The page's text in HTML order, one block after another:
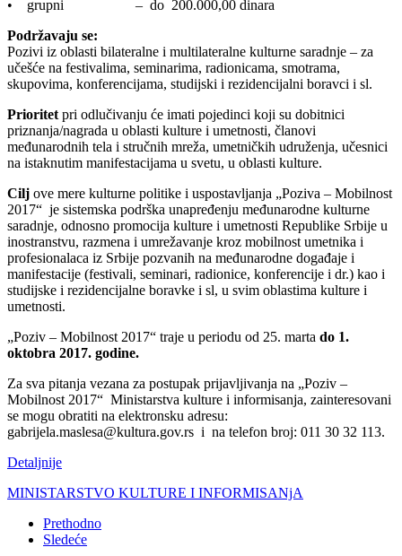
• grupni – do 200.000,00 dinara
Podržavaju se:
Pozivi iz oblasti bilateralne i multilateralne kulturne saradnje – za
učešće na festivalima, seminarima, radionicama, smotrama,
skupovima, konferencijama, studijski i rezidencijalni boravci i sl.
Prioritet pri odlučivanju će imati pojedinci koji su dobitnici
priznanja/nagrada u oblasti kulture i umetnosti, članovi
međunarodnih tela i stručnih mreža, umetničkih udruženja, učesnici
na istaknutim manifestacijama u svetu, u oblasti kulture.
Cilj ove mere kulturne politike i uspostavljanja „Poziva – Mobilnost
2017“ je sistemska podrška unapređenju međunarodne kulturne
saradnje, odnosno promocija kulture i umetnosti Republike Srbije u
inostranstvu, razmena i umrežavanje kroz mobilnost umetnika i
profesionalaca iz Srbije pozvanih na međunarodne događaje i
manifestacije (festivali, seminari, radionice, konferencije i dr.) kao i
studijske i rezidencijalne boravke i sl, u svim oblastima kulture i
umetnosti.
„Poziv – Mobilnost 2017“ traje u periodu od 25. marta do 1.
oktobra 2017. godine.
Za sva pitanja vezana za postupak prijavljivanja na „Poziv –
Mobilnost 2017“ Ministarstva kulture i informisanja, zainteresovani
se mogu obratiti na elektronsku adresu:
gabrijela.maslesa@kultura.gov.rs i na telefon broj: 011 30 32 113.
Detaljnije
MINISTARSTVO KULTURE I INFORMISANjA
Prethodno
Sledeće